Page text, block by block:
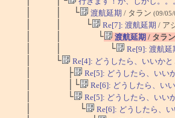
│ │ └ 渡航延期 / タラン (09/05/
│ │ └ Re[7]: 渡航延期 / ア
│ │ └ 渡航延期/ タラン
│ │ └ Re[9]: 渡航延
│ └ Re[4]: どうしたら、いいかと
│ ├ Re[5]: どうしたら、いい
│ │└ Re[6]: どうしたら、い
│ └ Re[5]: どうしたら、いい
│ └ Re[6]: どうしたら、い